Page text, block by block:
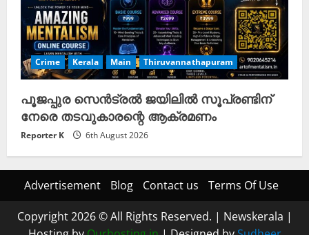
Crime Kerala Main Thiruvannathapuram
പൂജപ്പുര സെൻട്രൽ ജയിലിൽ സൂപ്രണ്ടിന്
നേരെ തടവുകാരന്റെ ആക്രമണം
Reporter K 6th August 2026
Advertisement Blog Contact us Terms Of Use
Copyright 2026 © All Rights Reserved. | Newskerala |